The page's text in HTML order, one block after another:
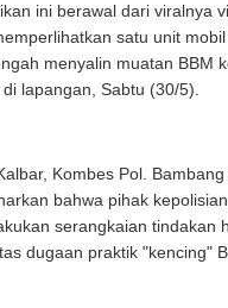
ini berawal dari viralnya
satu unit
menyalin muatan BBM
lapangan, Sabtu (30/5).
Kombes Pol. Bambang
bahwa pihak
serangkaian tindakan
dugaan praktik "kencing"